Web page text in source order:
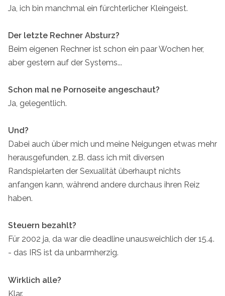
Ja, ich bin manchmal ein fürchterlicher Kleingeist.
Der letzte Rechner Absturz?
Beim eigenen Rechner ist schon ein paar Wochen her,
aber gestern auf der Systems...
Schon mal ne Pornoseite angeschaut?
Ja, gelegentlich.
Und?
Dabei auch über mich und meine Neigungen etwas mehr
herausgefunden, z.B. dass ich mit diversen
Randspielarten der Sexualität überhaupt nichts
anfangen kann, während andere durchaus ihren Reiz
haben.
Steuern bezahlt?
Für 2002 ja, da war die deadline unausweichlich der 15.4.
- das IRS ist da unbarmherzig.
Wirklich alle?
Klar.